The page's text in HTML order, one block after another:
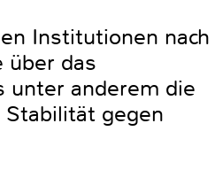
Institutionen nach
über das
unter anderem die
gegen